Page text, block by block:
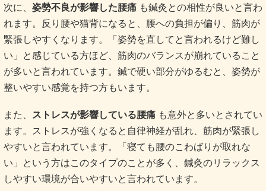
次に、 姿勢不良が影響した腰痛 も鍼灸との相性が良いと言わ
れます。反り腰や猫背になると、腰への負担が偏り、筋肉が
緊張しやすくなります。「姿勢を直してと言われるけど難し
い」と感じている方ほど、筋肉のバランスが崩れていること
が多いと言われています。鍼で硬い部分がゆるむと、姿勢が
整いやすい感覚を持つ方もいます。
また、 ストレスが影響している腰痛 も意外と多いとされてい
ます。ストレスが強くなると自律神経が乱れ、筋肉が緊張し
やすいと言われています。「寝ても腰のこわばりが取れな
い」という方はこのタイプのことが多く、鍼灸のリラックス
しやすい環境が合いやすいと言われています。